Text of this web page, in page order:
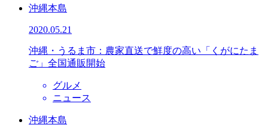
沖縄本島
2020.05.21
沖縄・うるま市：農家直送で鮮度の高い「くがにたま
ご」全国通販開始
グルメ
ニュース
沖縄本島